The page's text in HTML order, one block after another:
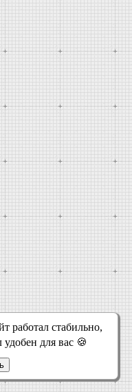
работал стабильно,
для вас 🍪